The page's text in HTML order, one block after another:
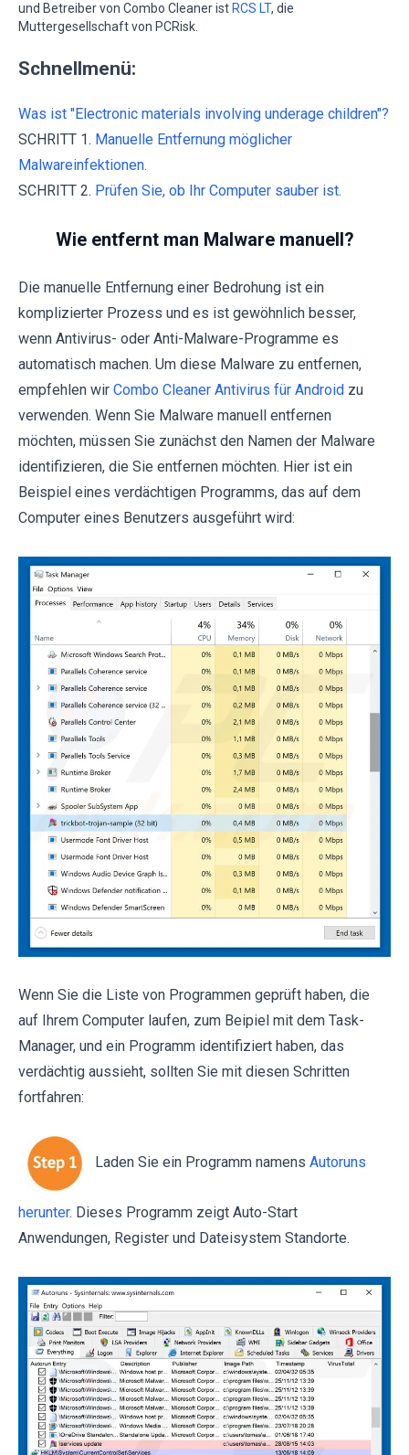
und Betreiber von Combo Cleaner ist RCS LT, die
Muttergesellschaft von PCRisk.
Schnellmenü:
Was ist "Electronic materials involving underage children"?
SCHRITT 1. Manuelle Entfernung möglicher
Malwareinfektionen.
SCHRITT 2. Prüfen Sie, ob Ihr Computer sauber ist.
Wie entfernt man Malware manuell?
Die manuelle Entfernung einer Bedrohung ist ein
komplizierter Prozess und es ist gewöhnlich besser,
wenn Antivirus- oder Anti-Malware-Programme es
automatisch machen. Um diese Malware zu entfernen,
empfehlen wir Combo Cleaner Antivirus für Android zu
verwenden. Wenn Sie Malware manuell entfernen
möchten, müssen Sie zunächst den Namen der Malware
identifizieren, die Sie entfernen möchten. Hier ist ein
Beispiel eines verdächtigen Programms, das auf dem
Computer eines Benutzers ausgeführt wird:
Wenn Sie die Liste von Programmen geprüft haben, die
auf Ihrem Computer laufen, zum Beipiel mit dem Task-
Manager, und ein Programm identifiziert haben, das
verdächtig aussieht, sollten Sie mit diesen Schritten
fortfahren:
Laden Sie ein Programm namens Autoruns
herunter. Dieses Programm zeigt Auto-Start
Anwendungen, Register und Dateisystem Standorte.